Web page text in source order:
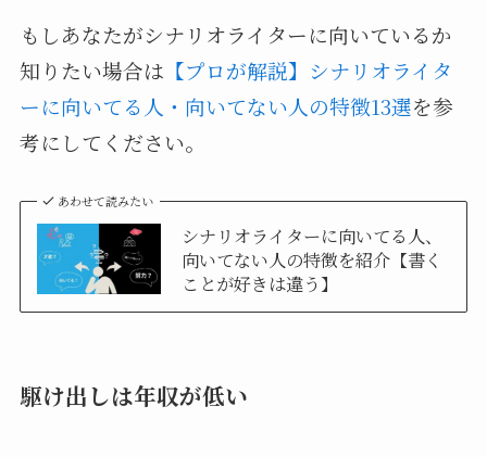
もしあなたがシナリオライターに向いているか
知りたい場合は 【プロが解説】シナリオライタ
ーに向いてる人・向いてない人の特徴13選を参
考にしてください。
あわせて読みたい
シナリオライターに向いてる人、
向いてない人の特徴を紹介【書く
ことが好きは違う】
駆け出しは年収が低い